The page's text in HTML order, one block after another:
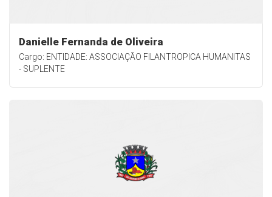
Danielle Fernanda de Oliveira
Cargo: ENTIDADE: ASSOCIAÇÃO FILANTROPICA HUMANITAS
- SUPLENTE